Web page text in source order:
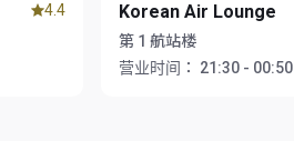
4.4 Korean Air Lounge
第 1 航站楼
营业时间：
21:30 - 00:50